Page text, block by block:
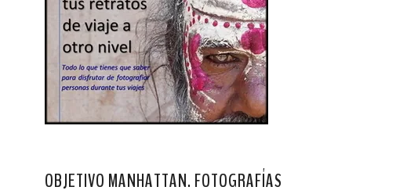
OBJETIVO MANHATTAN. FOTOGRAFÍAS